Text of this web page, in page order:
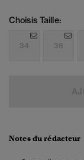
Choisis Taille:
34 36
Notes du rédacteur